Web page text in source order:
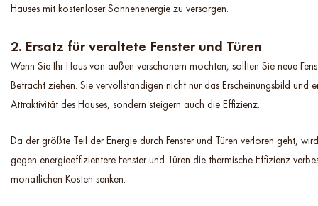
Hauses mit kostenloser Sonnenenergie zu versorgen.
2. Ersatz für veraltete Fenster und Türen
Wenn Sie Ihr Haus von außen verschönern möchten, sollten Sie neue
Betracht ziehen. Sie vervollständigen nicht nur das Erscheinungsbild und
Attraktivität des Hauses, sondern steigern auch die Effizienz.
Da der größte Teil der Energie durch Fenster und Türen verloren geht,
gegen energieeffizientere Fenster und Türen die thermische Effizienz
monatlichen Kosten senken.